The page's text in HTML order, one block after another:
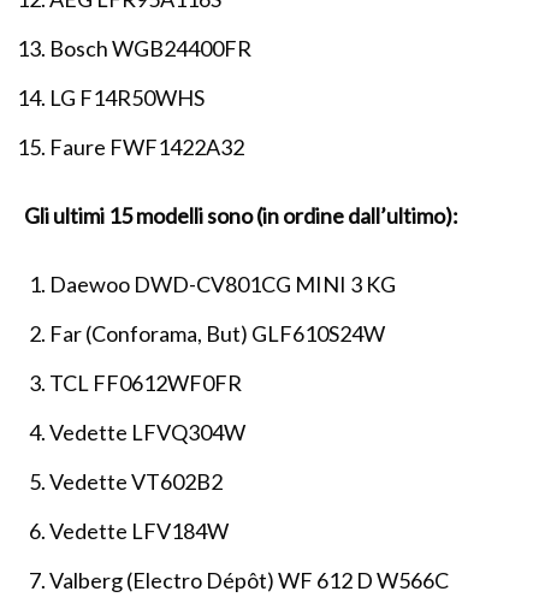
Bosch WGB24400FR
LG F14R50WHS
Faure FWF1422A32
Gli ultimi 15 modelli sono (in ordine dall’ultimo):
Daewoo DWD-CV801CG MINI 3 KG
Far (Conforama, But) GLF610S24W
TCL FF0612WF0FR
Vedette LFVQ304W
Vedette VT602B2
Vedette LFV184W
Valberg (Electro Dépôt) WF 612 D W566C